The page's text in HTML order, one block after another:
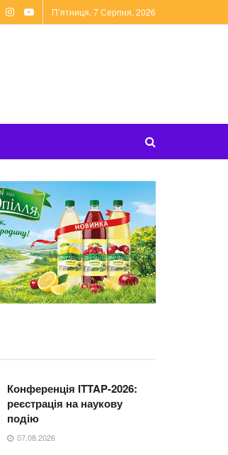
П’ятниця, 7 Серпня, 2026
Конференція ITTAP-2026:
реєстрація на наукову
подію
07.08.2026